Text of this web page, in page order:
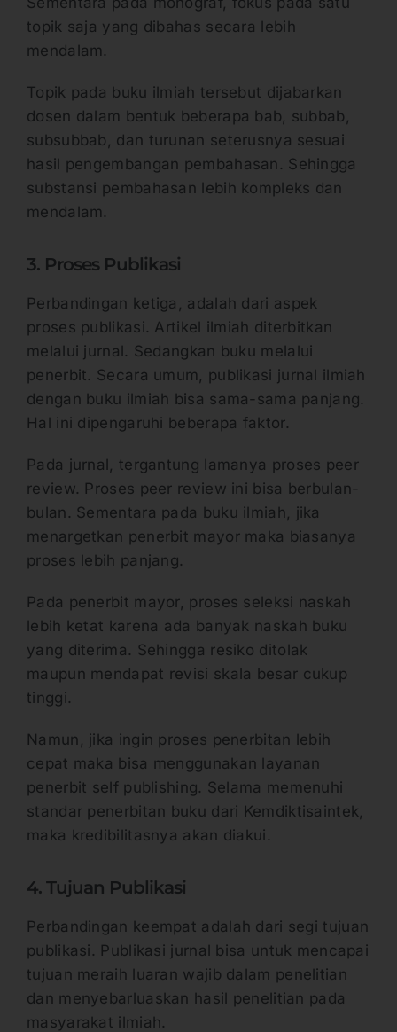
topik saja yang dibahas secara lebih
mendalam.
Topik pada buku ilmiah tersebut dijabarkan
dosen dalam bentuk beberapa bab, subbab,
subsubbab, dan turunan seterusnya sesuai
hasil pengembangan pembahasan. Sehingga
substansi pembahasan lebih kompleks dan
mendalam.
3. Proses Publikasi
Perbandingan ketiga, adalah dari aspek
proses publikasi. Artikel ilmiah diterbitkan
melalui jurnal. Sedangkan buku melalui
penerbit. Secara umum, publikasi jurnal ilmiah
dengan buku ilmiah bisa sama-sama panjang.
Hal ini dipengaruhi beberapa faktor.
Pada jurnal, tergantung lamanya proses peer
review. Proses peer review ini bisa berbulan-
bulan. Sementara pada buku ilmiah, jika
menargetkan penerbit mayor maka biasanya
proses lebih panjang.
Pada penerbit mayor, proses seleksi naskah
lebih ketat karena ada banyak naskah buku
yang diterima. Sehingga resiko ditolak
maupun mendapat revisi skala besar cukup
tinggi.
Namun, jika ingin proses penerbitan lebih
cepat maka bisa menggunakan layanan
penerbit self publishing. Selama memenuhi
standar penerbitan buku dari Kemdiktisaintek,
maka kredibilitasnya akan diakui.
4. Tujuan Publikasi
Perbandingan keempat adalah dari segi tujuan
publikasi. Publikasi jurnal bisa untuk mencapai
tujuan meraih luaran wajib dalam penelitian
dan menyebarluaskan hasil penelitian pada
masyarakat ilmiah.